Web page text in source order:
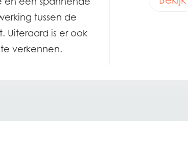
tussen de
Uiteraard is er ook
verkennen.